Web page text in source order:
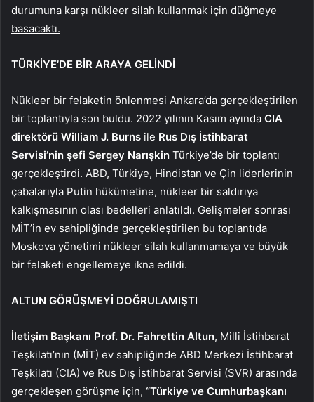
durumuna karşı nükleer silah kullanmak için düğmeye
basacaktı.
TÜRKİYE’DE BİR ARAYA GELİNDİ
Nükleer bir felaketin önlenmesi Ankara’da gerçekleştirilen
bir toplantıyla son buldu. 2022 yılının Kasım ayında CIA
direktörü William J. Burns ile Rus Dış İstihbarat
Servisi’nin şefi Sergey Narışkin Türkiye’de bir toplantı
gerçekleştirdi. ABD, Türkiye, Hindistan ve Çin liderlerinin
çabalarıyla Putin hükümetine, nükleer bir saldırıya
kalkışmasının olası bedelleri anlatıldı. Gelişmeler sonrası
MİT’in ev sahipliğinde gerçekleştirilen bu toplantıda
Moskova yönetimi nükleer silah kullanmamaya ve büyük
bir felaketi engellemeye ikna edildi.
ALTUN GÖRÜŞMEYİ DOĞRULAMIŞTI
İletişim Başkanı Prof. Dr. Fahrettin Altun, Milli İstihbarat
Teşkilatı’nın (MİT) ev sahipliğinde ABD Merkezi İstihbarat
Teşkilatı (CIA) ve Rus Dış İstihbarat Servisi (SVR) arasında
gerçekleşen görüşme için, “Türkiye ve Cumhurbaşkanı